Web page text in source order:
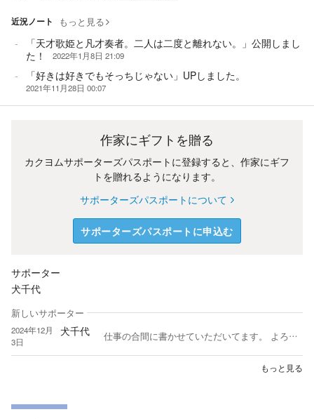
近況ノート もっと見る
「天才歌姫と凡才奏者。二人は二度と離れない。」公開しまし
た！
2022年1月8日 21:09
「好きは好きでもそっちじゃない」UPしました。
2021年11月28日 00:07
作家にギフトを贈る
カクヨムサポーターズパスポートに登録すると、作家にギフ
トを贈れるようになります。
サポーターズパスポートについて
サポーターズパスポートに申込む
サポーター
犬千代
新しいサポーター
2024年12月
3日
犬千代 仕事の合間に書かせていただいてます。 よろしくお願いします。
もっと見る